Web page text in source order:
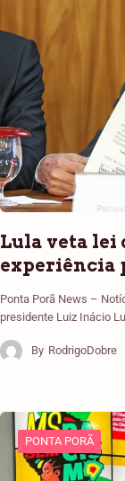
Lula veta lei
experiência
Ponta Porã News –
presidente Luiz Inácio
By RodrigoDobre
PONTA PORÃ